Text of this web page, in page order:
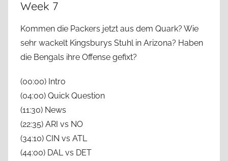
Week 7
Kommen die Packers jetzt aus dem Quark? Wie
sehr wackelt Kingsburys Stuhl in Arizona? Haben
die Bengals ihre Offense gefixt?
(00:00) Intro
(04:00) Quick Question
(11:30) News
(22:35) ARI vs NO
(34:10) CIN vs ATL
(44:00) DAL vs DET